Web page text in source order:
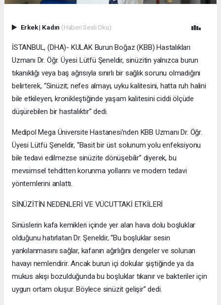
Erkek| Kadın (Haberi Sesli Oku)
İSTANBUL, (DHA)- KULAK Burun Boğaz (KBB) Hastalıkları
Uzmanı Dr. Öğr. Üyesi Lütfü Şeneldir, sinüzitin yalnızca burun
tıkanıklığı veya baş ağrısıyla sınırlı bir sağlık sorunu olmadığını
belirterek, “Sinüzit; nefes almayı, uyku kalitesini, hatta ruh halini
bile etkileyen, kronikleştiğinde yaşam kalitesini ciddi ölçüde
düşürebilen bir hastalıktır” dedi.
Medipol Mega Üniversite Hastanesi’nden KBB Uzmanı Dr. Öğr.
Üyesi Lütfü Şeneldir, “Basit bir üst solunum yolu enfeksiyonu
bile tedavi edilmezse sinüzite dönüşebilir” diyerek, bu
mevsimsel tehditten korunma yollarını ve modern tedavi
yöntemlerini anlattı.
SİNÜZİTİN NEDENLERİ VE VÜCUTTAKİ ETKİLERİ
Sinüslerin kafa kemikleri içinde yer alan hava dolu boşluklar
olduğunu hatırlatan Dr. Şeneldir, “Bu boşluklar sesin
yankılanmasını sağlar, kafanın ağırlığını dengeler ve solunan
havayı nemlendirir. Ancak burun içi dokular şiştiğinde ya da
mukus akışı bozulduğunda bu boşluklar tıkanır ve bakteriler için
uygun ortam oluşur. Böylece sinüzit gelişir” dedi.